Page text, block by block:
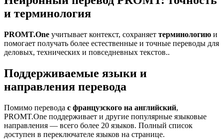
и терминология
PROMT.One учитывает контекст, сохраняет терминологию и
помогает получать более естественные и точные переводы для
деловых, технических и повседневных текстов..
Поддерживаемые языки и
направления перевода
Помимо перевода с французского на английский,
PROMT.One поддерживает и другие популярные языковые
направления — всего более 20 языков. Полный список
доступен в переключателе языков на странице.